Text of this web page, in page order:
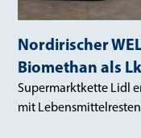
Nordirischer
Biomethan als
Supermarktkette Lidl
mit Lebensmittelresten